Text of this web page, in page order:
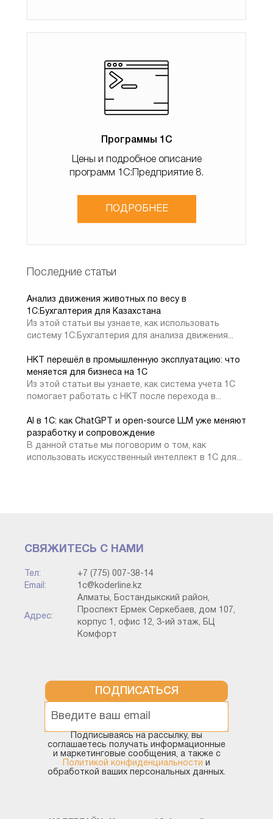
Группа доступа
доступа и пользователей системы, поэтому заполняем
соответствующие данные.
Участники группы
будут соответствовать, например, группе пользователей
1С – менеджеры по закупу.
Программы 1С
Цены и подробное описание
программ 1С:Предприятие 8.
ПОДРОБНЕЕ
Последние статьи
Анализ движения животных по весу в
1C:Бухгалтерия для Казахстана
Из этой статьи вы узнаете, как использовать
систему 1С:Бухгалтерия для анализа движения...
НКТ перешёл в промышленную эксплуатацию: что
меняется для бизнеса на 1С
Из этой статьи вы узнаете, как система учета 1С
помогает работать с НКТ после перехода в...
AI в 1С: как ChatGPT и open-source LLM уже меняют
разработку и сопровождение
В данной статье мы поговорим о том, как
использовать искусственный интеллект в 1С для...
СВЯЖИТЕСЬ С НАМИ
Тел:
+7 (775) 007-38-14
Email:
1c@koderline.kz
Адрес:
Алматы, Бостандыкский район,
Проспект Ермек Серкебаев, дом 107,
корпус 1, офис 12, 3-ий этаж, БЦ
Комфорт
ПОДПИСАТЬСЯ
Подписываясь на рассылку, вы
соглашаетесь получать информационные
и маркетинговые сообщения, а также с
Политикой конфиденциальности и
обработкой ваших персональных данных.